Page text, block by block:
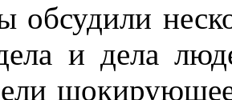
обсудили
и дела